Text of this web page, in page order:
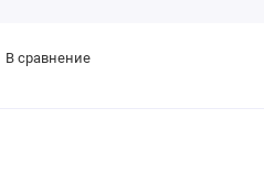
В сравнение